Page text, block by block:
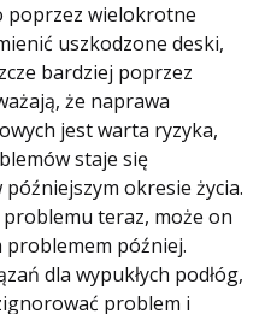
poprzez wielokrotne
uszkodzone deski,
bardziej poprzez
że naprawa
jest warta ryzyka,
staje się
okresie życia.
teraz, może on
problemem później.
dla wypukłych podłóg,
problem i